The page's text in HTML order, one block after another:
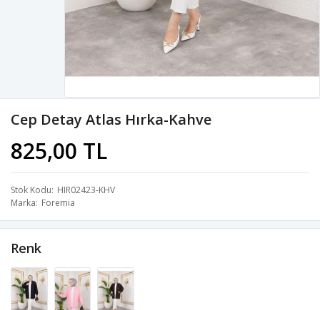
Cep Detay Atlas Hırka-Kahve
825,00 TL
Stok Kodu HIR02423-KHV
Marka Foremia
Renk